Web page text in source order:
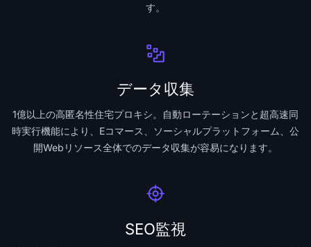
す。
データ収集
1億以上の高匿名性住宅プロキシ。自動ローテーションと超高速同
時実行機能により、Eコマース、ソーシャルプラットフォーム、公
開Webリソース全体でのデータ収集が容易になります。
SEO監視